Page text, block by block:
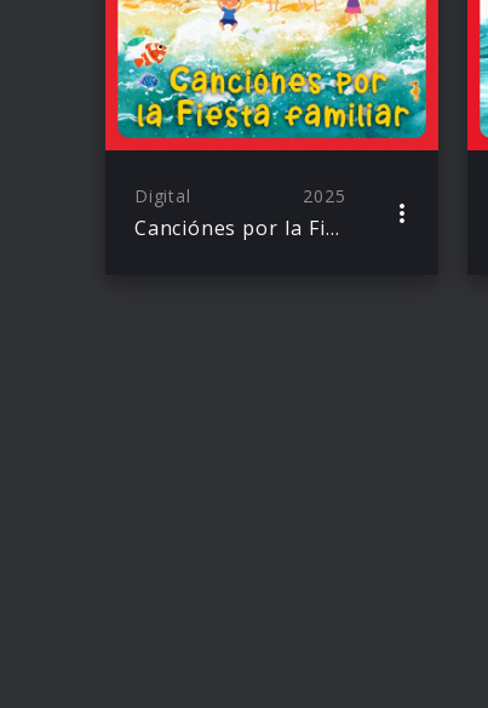
Digital 2025
Canciónes por la Fiesta familiar